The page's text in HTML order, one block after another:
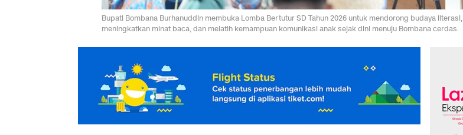
Bupati Bombana Burhanuddin membuka Lomba Bertutur SD Tahun 2026 untuk mendorong budaya literasi,
meningkatkan minat baca, dan melatih kemampuan komunikasi anak sejak dini menuju Bombana cerdas.